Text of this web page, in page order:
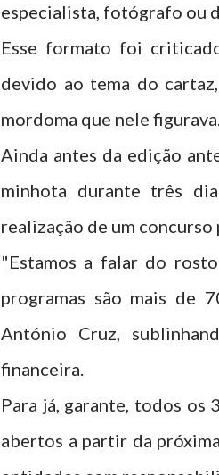
especialista, fotógrafo ou
Esse formato foi
devido ao tema do
mordoma que nele
Ainda antes da edição
minhota durante três
realização de um
"Estamos a falar do
programas são mais de
António Cruz,
financeira.
Para já, garante, todos os
abertos a partir da